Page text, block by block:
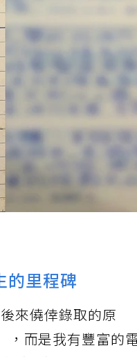
的里程碑
來僥倖錄取的原
，而是我有豐富的